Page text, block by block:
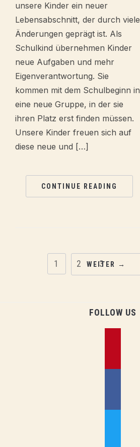
unsere Kinder ein neuer
Lebensabschnitt, der durch viele
Änderungen geprägt ist. Als
Schulkind übernehmen Kinder
neue Aufgaben und mehr
Eigenverantwortung. Sie
kommen mit dem Schulbeginn in
eine neue Gruppe, in der sie
ihren Platz erst finden müssen.
Unsere Kinder freuen sich auf
diese neue und […]
CONTINUE READING
1 2 3
WEITER →
FOLLOW US